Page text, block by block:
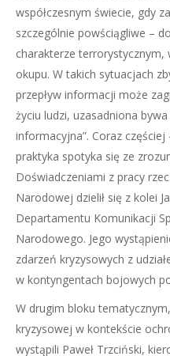
współczesnym świecie, gdy
szczególnie powściągliwe –
charakterze
okupu. W takich sytuacjach
przepływ informacji może
życiu ludzi, uzasadniona
informacyjna”. Coraz
praktyka spotyka się ze
Doświadczeniami z pracy
Narodowej dzielił się z kolei
Departamentu Komunikacji
Narodowego. Jego
zdarzeń kryzysowych z
w kontyngentach bojowych
W drugim bloku
kryzysowej w kontekście
wystąpili Paweł Trzciński,